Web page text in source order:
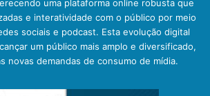
uma plataforma online robusta que
e interatividade com o público por meio
sociais e podcast. Esta evolução digital
um público mais amplo e diversificado,
novas demandas de consumo de mídia.